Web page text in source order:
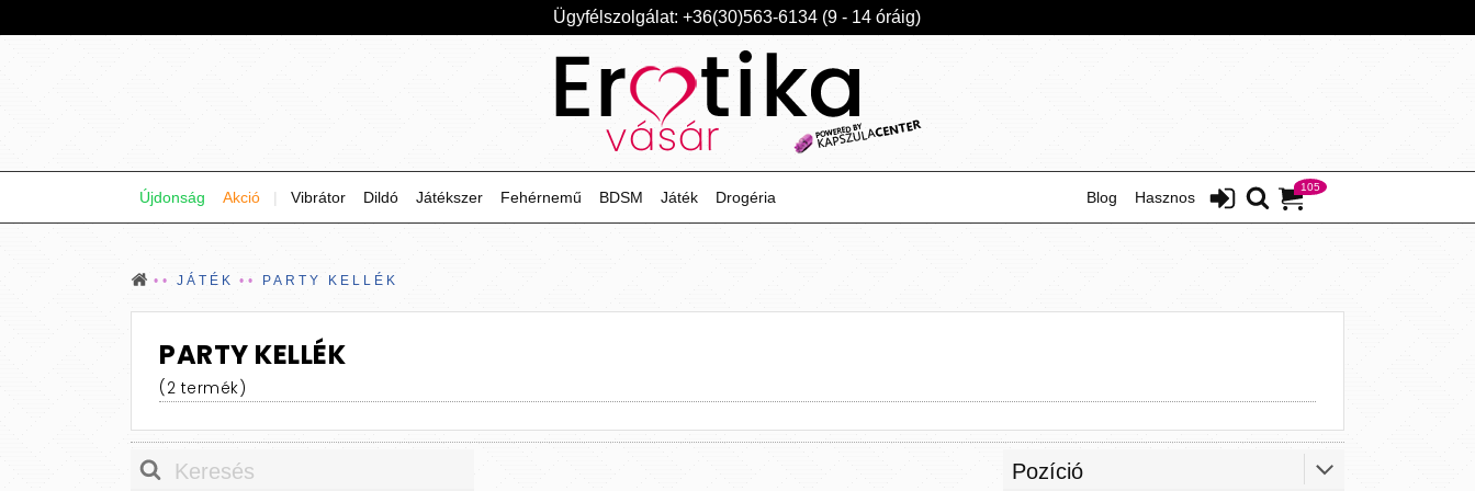
Ügyfélszolgálat: +36(30)563-6134 (9 - 14 óráig)
105
Hasznos
Újdonság Blog
Akció | Vibrátor Dildó Játékszer Fehérnemű BDSM Játék Drogéria
JÁTÉK PARTY KELLÉK
PARTY KELLÉK
(2 termék)